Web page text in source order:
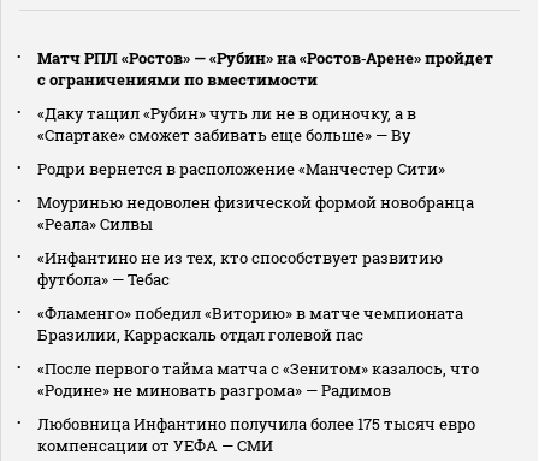
Матч РПЛ «Ростов» — «Рубин» на «Ростов‑Арене» пройдет
с ограничениями по вместимости
«Даку тащил «Рубин» чуть ли не в одиночку, а в
«Спартаке» сможет забивать еще больше» — Ву
Родри вернется в расположение «Манчестер Сити»
Моуринью недоволен физической формой новобранца
«Реала» Силвы
«Инфантино не из тех, кто способствует развитию
футбола» — Тебас
«Фламенго» победил «Виторию» в матче чемпионата
Бразилии, Карраскаль отдал голевой пас
«После первого тайма матча с «Зенитом» казалось, что
«Родине» не миновать разгрома» — Радимов
Любовница Инфантино получила более 175 тысяч евро
компенсации от УЕФА — СМИ